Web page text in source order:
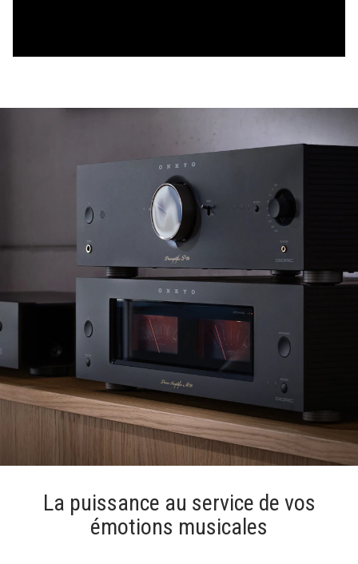
La puissance au service de vos
émotions musicales